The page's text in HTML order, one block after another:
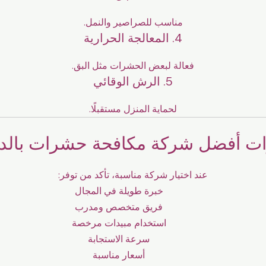
مناسب للصراصير والنمل.
4. المعالجة الحرارية
فعالة لبعض الحشرات مثل البق.
5. الرش الوقائي
لحماية المنزل مستقبلًا.
أفضل شركة مكافحة حشرات
عند اختيار شركة مناسبة، تأكد من توفر:
خبرة طويلة في المجال
فريق متخصص ومدرب
استخدام مبيدات مرخصة
سرعة الاستجابة
أسعار مناسبة